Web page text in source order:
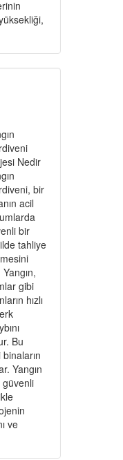
Nedir
bir
acil
bir
tahliye
gibi
hızlı
Bu
Yangın
güvenli
ve